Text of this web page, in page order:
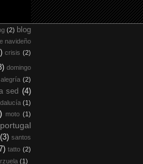
(2) blog
navideño
crisis (2)
domingo
(2)
sed (4)
(1)
moto (1)
portugal
(3) santos
tatto (2)
(1)